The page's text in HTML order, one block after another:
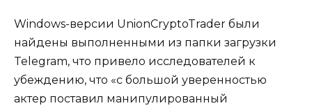
Windows-версии UnionCryptoTrader были
найдены выполненными из папки загрузки
Telegram, что привело исследователей к
убеждению, что «с большой уверенностью
актер поставил манипулированный